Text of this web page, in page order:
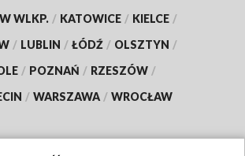
WLKP. / KATOWICE / KIELCE /
/ LUBLIN / ŁÓDŹ / OLSZTYN /
/ POZNAŃ / RZESZÓW /
/ WARSZAWA / WROCŁAW